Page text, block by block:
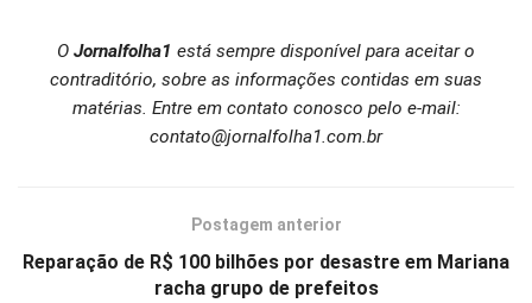
O Jornalfolha1 está sempre disponível para aceitar o
contraditório, sobre as informações contidas em suas
matérias. Entre em contato conosco pelo e-mail:
contato@jornalfolha1.com.br
Postagem anterior
Reparação de R$ 100 bilhões por desastre em Mariana
racha grupo de prefeitos